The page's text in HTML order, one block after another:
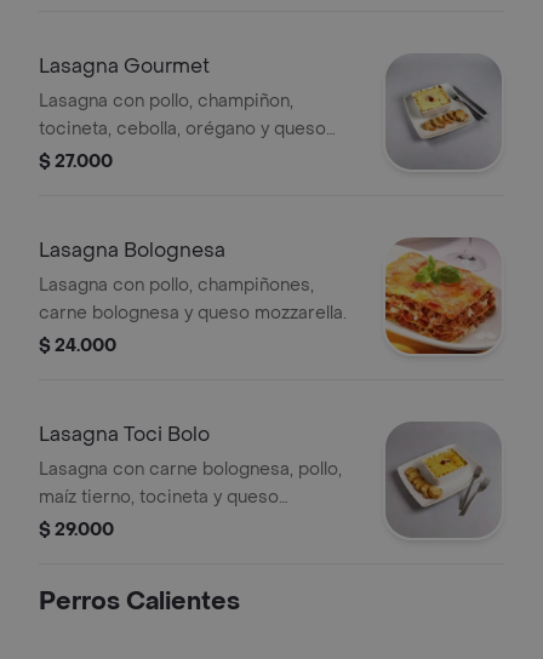
Lasagna Gourmet
Lasagna con pollo, champiñon,
tocineta, cebolla, orégano y queso
mozzarella.
$ 27.000
Lasagna Bolognesa
Lasagna con pollo, champiñones,
carne bolognesa y queso mozzarella.
$ 24.000
Lasagna Toci Bolo
Lasagna con carne bolognesa, pollo,
maíz tierno, tocineta y queso
mozzarella.
$ 29.000
Perros Calientes